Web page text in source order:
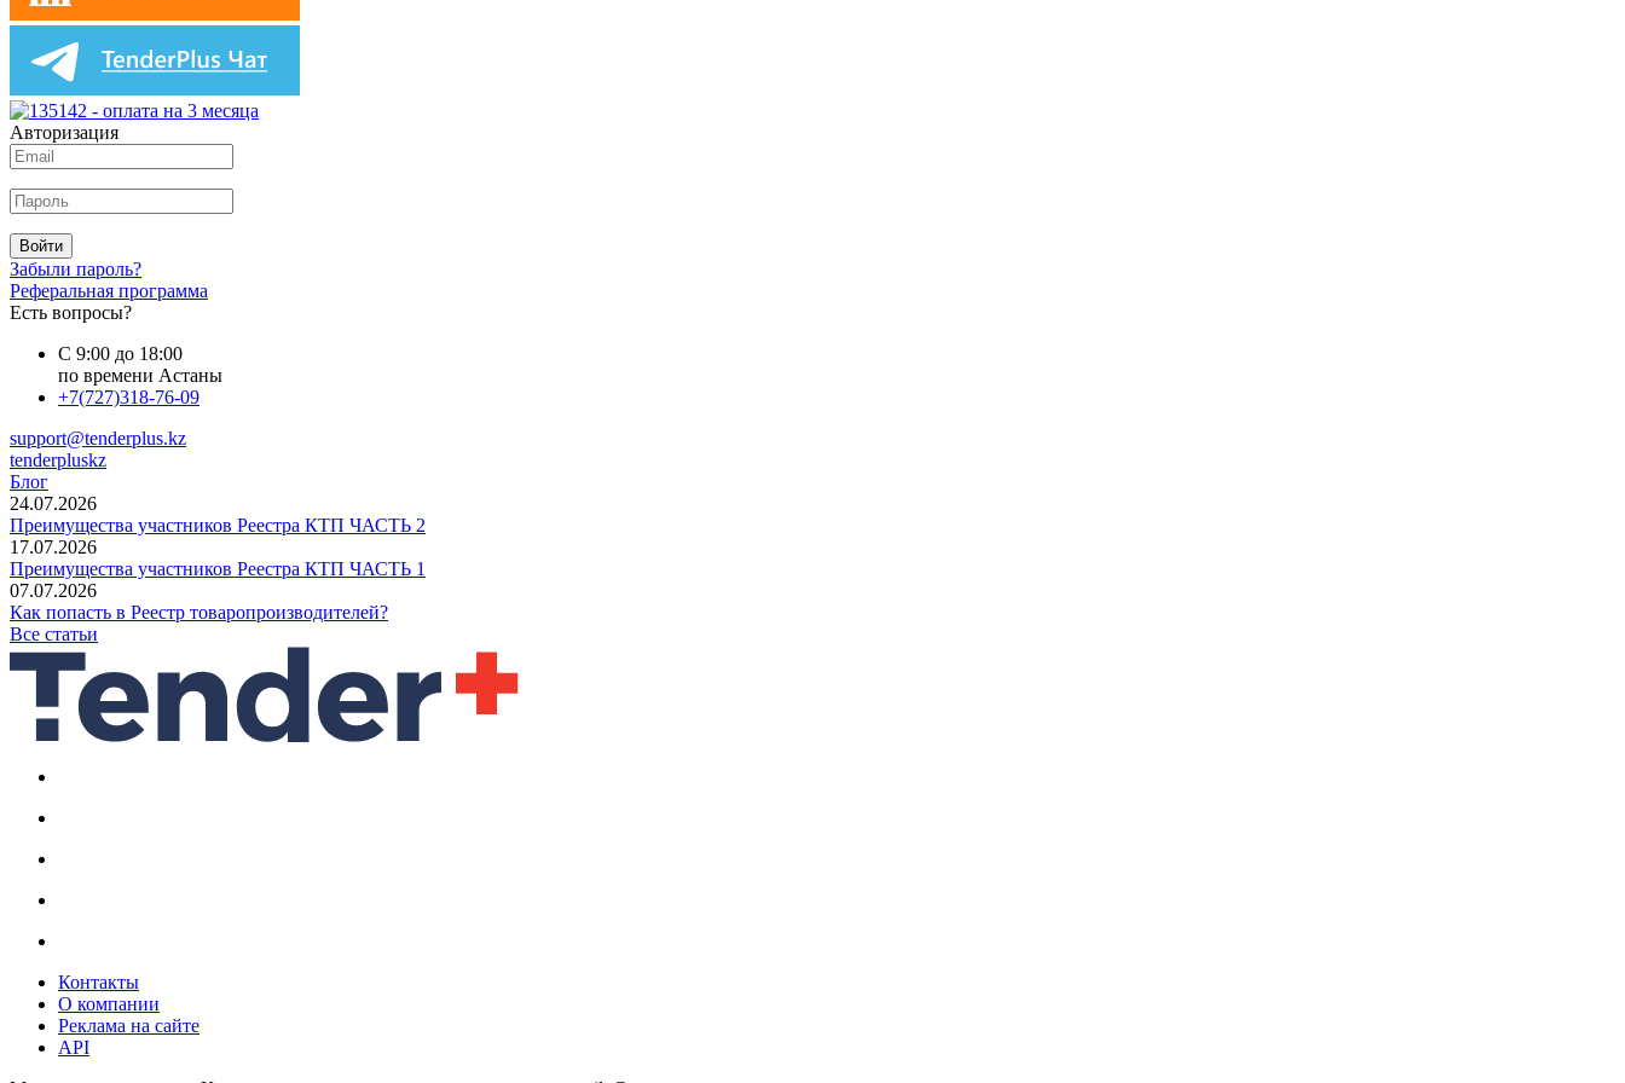
Авторизация
Войти
Забыли пароль?
Реферальная программа
Есть вопросы?
С 9:00 до 18:00
по времени Астаны
+7(727)318-76-09
support@tenderplus.kz
tenderpluskz
Блог
24.07.2026
Преимущества участников Реестра КТП ЧАСТЬ 2
17.07.2026
Преимущества участников Реестра КТП ЧАСТЬ 1
07.07.2026
Как попасть в Реестр товаропроизводителей?
Все статьи
Контакты
О компании
Реклама на сайте
API